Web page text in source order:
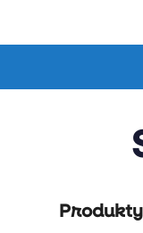
Přejít